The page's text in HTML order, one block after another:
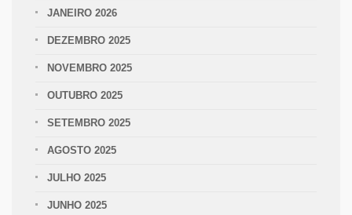
JANEIRO 2026
DEZEMBRO 2025
NOVEMBRO 2025
OUTUBRO 2025
SETEMBRO 2025
AGOSTO 2025
JULHO 2025
JUNHO 2025